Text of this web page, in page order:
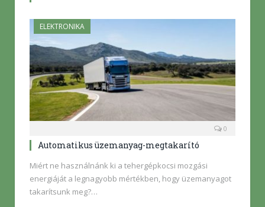
ELEKTRONIKA
0
Automatikus üzemanyag-megtakarító
Miért ne használnánk ki a tehergépkocsi mozgási
energiáját a legnagyobb mértékben, hogy üzemanyagot
takarítsunk meg?…